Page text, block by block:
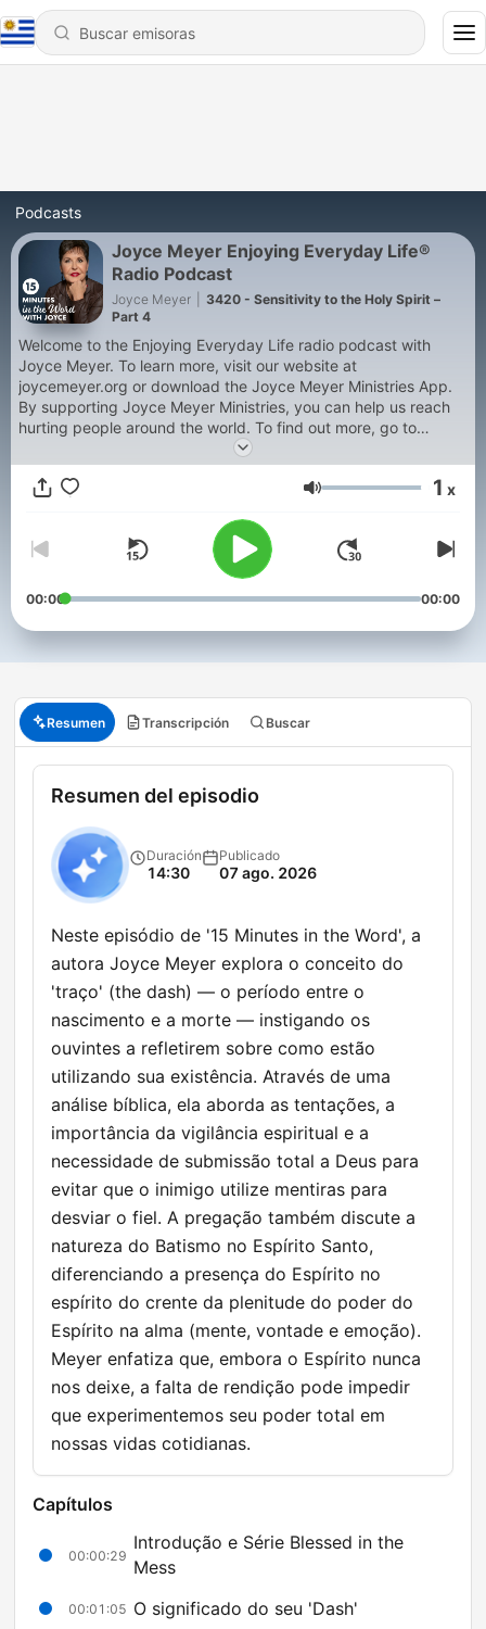
Podcasts
Joyce Meyer Enjoying Everyday Life®
Radio Podcast
Joyce Meyer
3420 - Sensitivity to the Holy Spirit –
Part 4
Welcome to the Enjoying Everyday Life radio podcast with
Joyce Meyer. To learn more, visit our website at
joycemeyer.org or download the Joyce Meyer Ministries App.
By supporting Joyce Meyer Ministries, you can help us reach
hurting people around the world. To find out more, go to
Volumen 1 x
00:00 00:00
Resumen Transcripción Buscar
Resumen del episodio
Duración
14:30
Publicado
07 ago. 2026
Neste episódio de '15 Minutes in the Word', a
autora Joyce Meyer explora o conceito do
'traço' (the dash) — o período entre o
nascimento e a morte — instigando os
ouvintes a refletirem sobre como estão
utilizando sua existência. Através de uma
análise bíblica, ela aborda as tentações, a
importância da vigilância espiritual e a
necessidade de submissão total a Deus para
evitar que o inimigo utilize mentiras para
desviar o fiel. A pregação também discute a
natureza do Batismo no Espírito Santo,
diferenciando a presença do Espírito no
espírito do crente da plenitude do poder do
Espírito na alma (mente, vontade e emoção).
Meyer enfatiza que, embora o Espírito nunca
nos deixe, a falta de rendição pode impedir
que experimentemos seu poder total em
nossas vidas cotidianas.
Capítulos
00:00:29
Introdução e Série Blessed in the
Mess
00:01:05 O significado do seu 'Dash'